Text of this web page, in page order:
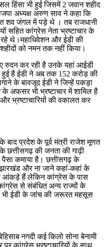
हिंसा भी हुई जिसमें 2 जवान शहीद
अध्यक्ष अरुण साव ने कहा कि
शव जंगल में पड़े थे । तब राजधानी
सहित कांग्रेस नेता भ्रष्टाचार के
थे।महाधिवेशन और ईडी की
को नमन तक नहीं किया।
रुदन कर रही है उनके यहां आईडी
हुई है ईडी ने अब तक 152 करोड़ की
के बावजूद ईडी ने जिन्हें पकड़ा
अफसर भी भ्रष्टाचार में शामिल है
भ्रष्टाचारियों की वकालत कर
प्रदेश के पूर्व मंत्री राजेश मूणत
छत्तीसगढ़ की जनता की गाढ़ी
कमाया है। छत्तीसगढ़ के
और ना जाने कहां-कहां के
आंकड़े हैं लेकिन कांग्रेस के पास
से संबंधित अन्य राज्यों के
ईडी के जांच की जरूरत महसूस
नगदी कई किलो सोना बेनामी